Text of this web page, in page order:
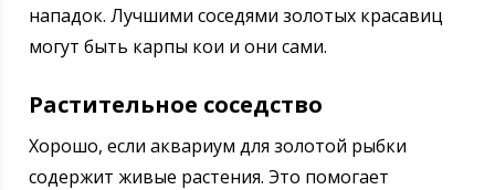
нападок. Лучшими соседями золотых красавиц
могут быть карпы кои и они сами.
Растительное соседство
Хорошо, если аквариум для золотой рыбки
содержит живые растения. Это помогает